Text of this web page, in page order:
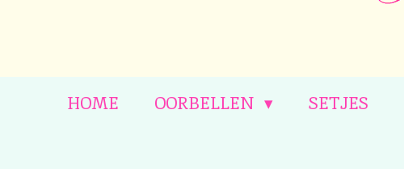
HOME OORBELLEN SETJES